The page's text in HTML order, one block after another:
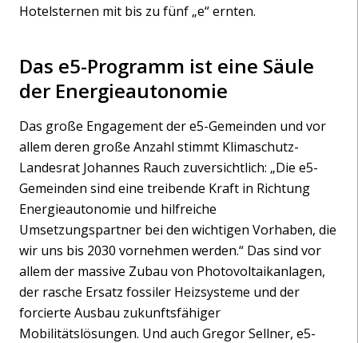
Hotelsternen mit bis zu fünf „e“ ernten.
Das e5-Programm ist eine Säule
der Energieautonomie
Das große Engagement der e5-Gemeinden und vor
allem deren große Anzahl stimmt Klimaschutz-
Landesrat Johannes Rauch zuversichtlich: „Die e5-
Gemeinden sind eine treibende Kraft in Richtung
Energieautonomie und hilfreiche
Umsetzungspartner bei den wichtigen Vorhaben, die
wir uns bis 2030 vornehmen werden.“ Das sind vor
allem der massive Zubau von Photovoltaikanlagen,
der rasche Ersatz fossiler Heizsysteme und der
forcierte Ausbau zukunftsfähiger
Mobilitätslösungen. Und auch Gregor Sellner, e5-